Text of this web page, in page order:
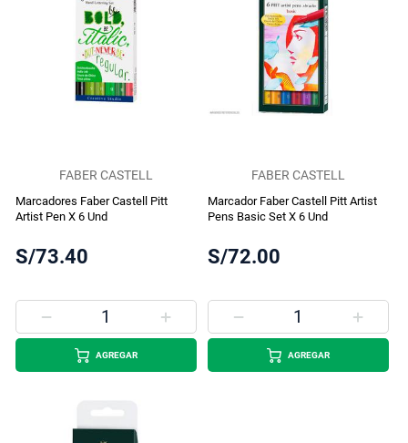
FABER CASTELL
Marcadores Faber Castell Pitt
Artist Pen X 6 Und
S/73.40
AGREGAR
FABER CASTELL
Marcador Faber Castell Pitt Artist
Pens Basic Set X 6 Und
S/72.00
AGREGAR